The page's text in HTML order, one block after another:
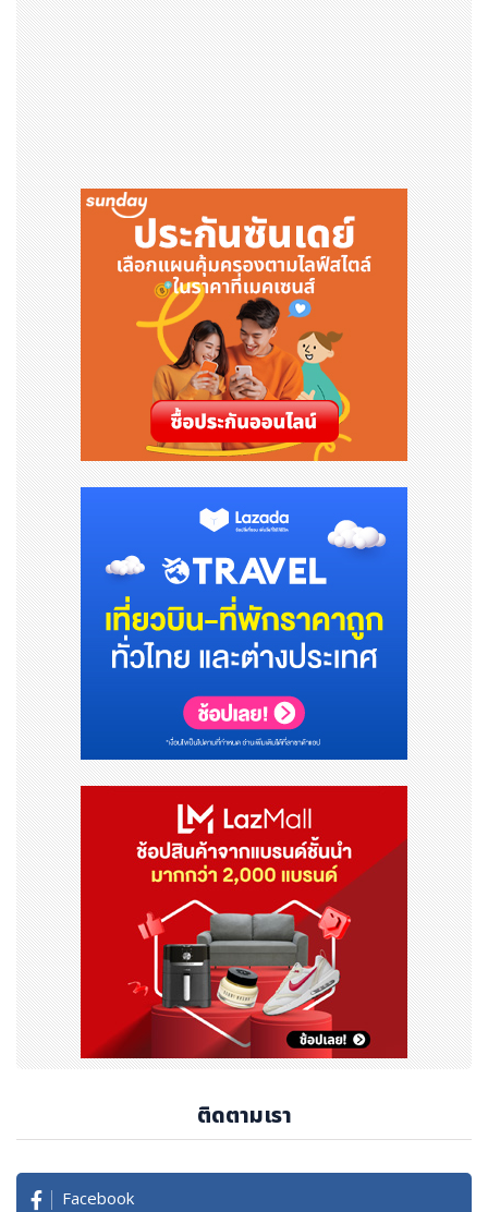
สร้างการเปลี่ยนแปลงที่แท้จริงและส่งผลกระทบเชิงบวกต่อสั
งคม”
ผู้ช่วยศาสตราจารย์ ดร.รัชนี กุลยานนท์รองอธิการบดีฝ่า
ยนวัตกรรมและความร่วมมือระหว่างประเทศ สถาบันเทคโนโล
ยีพระจอมเกล้าเจ้าคุณทหารลาดกระบัง กล่าวว่า “สจล. เป็นส
ถาบันที่มุ่งเน้นการพัฒนาเทคโนโลยีและนวัตกรรมที่ส่งผลต่อ
สังคม การจัดงานFalling Walls Lab Thailand 202
5จึงเป็นการเปิดพื้นที่ให้เด็กยุคใหม่ได้ทลายกำแพงทางควา
มคิด นำเสนอไอเดียในศาสตร์ต่างๆ ทั้งวิทยาศาสตร์ สังคมศ
าสตร์ เศรษฐศาสตร์ ปัญญาประดิษฐ์ เทคโนโลยีชีวภาพ ควอ
นตัม พลังงานหมุนเวียนที่สามารถสร้างการเปลี่ยนแปลงเชิง
บวกแก่สังคม โดยสจล.พร้อมให้การสนับสนุนด้านการอบร
ม การให้ความรู้แก่ผู้เข้าแข่งขัน เตรียมความพร้อมเสริมทักษ
ะในการนำเสนอต่อหน้าคณะกรรมการและสาธารณชน เพื่อเส
นอไอเดียภายในเวลาเพียง 3 นาทีอย่างทรงพลังมีประสิทธิภา
พตรงตามเงื่อนไขและชนะใจกรรมการมากที่สุด และผู้ที่ได้รับ
รางวัลชนะเลิศจะได้รับเงินรางวัลเพื่อสนับสนุนค่าใช้จ่ายในกา
รเดินทางไปเป็นตัวแทนประเทศไทยเข้าร่วมการแข่งขัน Falli
ng Walls Lab 2025 รอบสุดท้ายที่กรุงเบอร์ลิน ประเทศเยอ
รมนี ซึ่งจะได้ประชันไอเดียกับนักนวัตกรรมรุ่นใหม่จากทั่วโลก
และเป็นอีกก้าวสำคัญในการสร้างชื่อเสียงให้กับประเทศไทยบ
นเวทีนานาชาติ
Falling Walls Lab จึงเป็นมากกว่าเวทีการแข่งขันที่ให้นักวิ
จัยและนักคิดรุ่นใหม่ได้ก้าวข้ามกำแพงทางความคิดแบบเดิมๆ
แต่เป็นเวทีที่ส่งเสริมการแลกเปลี่ยนองค์ความรู้ การบูรณากา
รความร่วมมือ และการขับเคลื่อนนวัตกรรมที่มุ่งสร้างคุณค่าอั
นยั่งยืนต่อสังคมโลก
ติดตามรายละเอียดเพิ่มเติมได้ที่www.falling walls.c
om
ประชาสัมพันธ์โดย: PIMDAWAN
วันที่ลงข่าว : 15-09-68
ติดตามเรา
Facebook